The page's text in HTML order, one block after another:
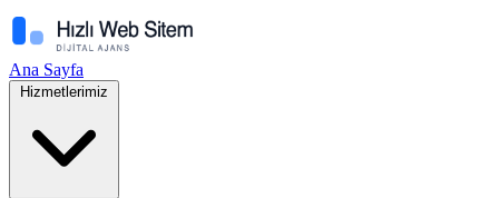
Ana Sayfa
Hizmetlerimiz